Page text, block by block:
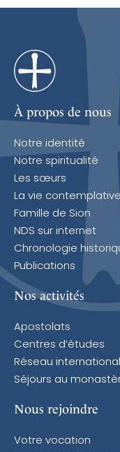
À propos de nous
Notre identité
Notre spiritualité
Les sœurs
La vie contemplative
Famille de Sion
NDS sur internet
Chronologie
Publications
Nos activités
Apostolats
Centres d’études
Réseau
Séjours au
Nous rejoindre
Votre vocation